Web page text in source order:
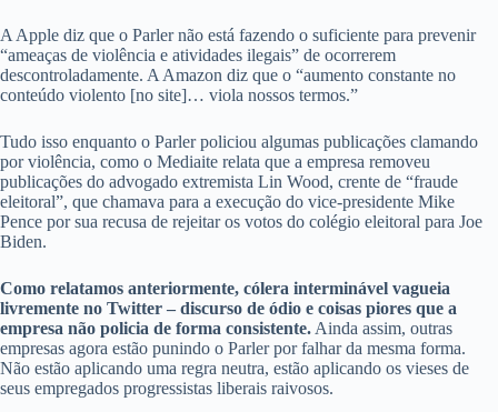
A Apple diz que o Parler não está fazendo o suficiente para prevenir
“ameaças de violência e atividades ilegais” de ocorrerem
descontroladamente. A Amazon diz que o “aumento constante no
conteúdo violento [no site]… viola nossos termos.”
Tudo isso enquanto o Parler policiou algumas publicações clamando
por violência, como o Mediaite relata que a empresa removeu
publicações do advogado extremista Lin Wood, crente de “fraude
eleitoral”, que chamava para a execução do vice-presidente Mike
Pence por sua recusa de rejeitar os votos do colégio eleitoral para Joe
Biden.
Como relatamos anteriormente, cólera interminável vagueia
livremente no Twitter – discurso de ódio e coisas piores que a
empresa não policia de forma consistente. Ainda assim, outras
empresas agora estão punindo o Parler por falhar da mesma forma.
Não estão aplicando uma regra neutra, estão aplicando os vieses de
seus empregados progressistas liberais raivosos.